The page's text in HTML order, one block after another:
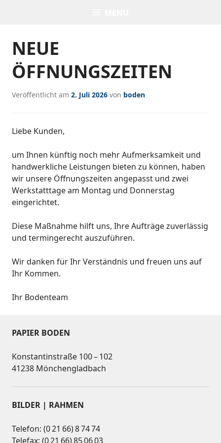
NEUE
ÖFFNUNGSZEITEN
Veröffentlicht am 2. Juli 2026 von boden
Liebe Kunden,
um Ihnen künftig noch mehr Aufmerksamkeit und
handwerkliche Leistungen bieten zu können, haben
wir unsere Öffnungszeiten angepasst und zwei
Werkstatttage am Montag und Donnerstag
eingerichtet.
Diese Maßnahme hilft uns, Ihre Aufträge zuverlässig
und termingerecht auszuführen.
Wir danken für Ihr Verständnis und freuen uns auf
Ihr Kommen.
Ihr Bodenteam
PAPIER BODEN
Konstantinstraße 100 – 102
41238 Mönchengladbach
BILDER | RAHMEN
Telefon: (0 21 66) 8 74 74
Telefax: (0 21 66) 85 06 03